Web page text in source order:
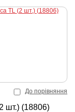
До порівняння
шт.) (18806)